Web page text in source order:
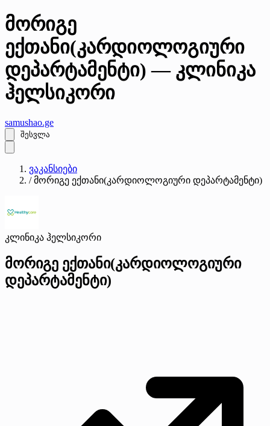
მორიგე
ექთანი(კარდიოლოგიური
დეპარტამენტი) — კლინიკა
ჰელსიკორი
samushao.ge
შესვლა
ვაკანსიები
/ მორიგე ექთანი(კარდიოლოგიური დეპარტამენტი)
კლინიკა ჰელსიკორი
მორიგე ექთანი(კარდიოლოგიური
დეპარტამენტი)